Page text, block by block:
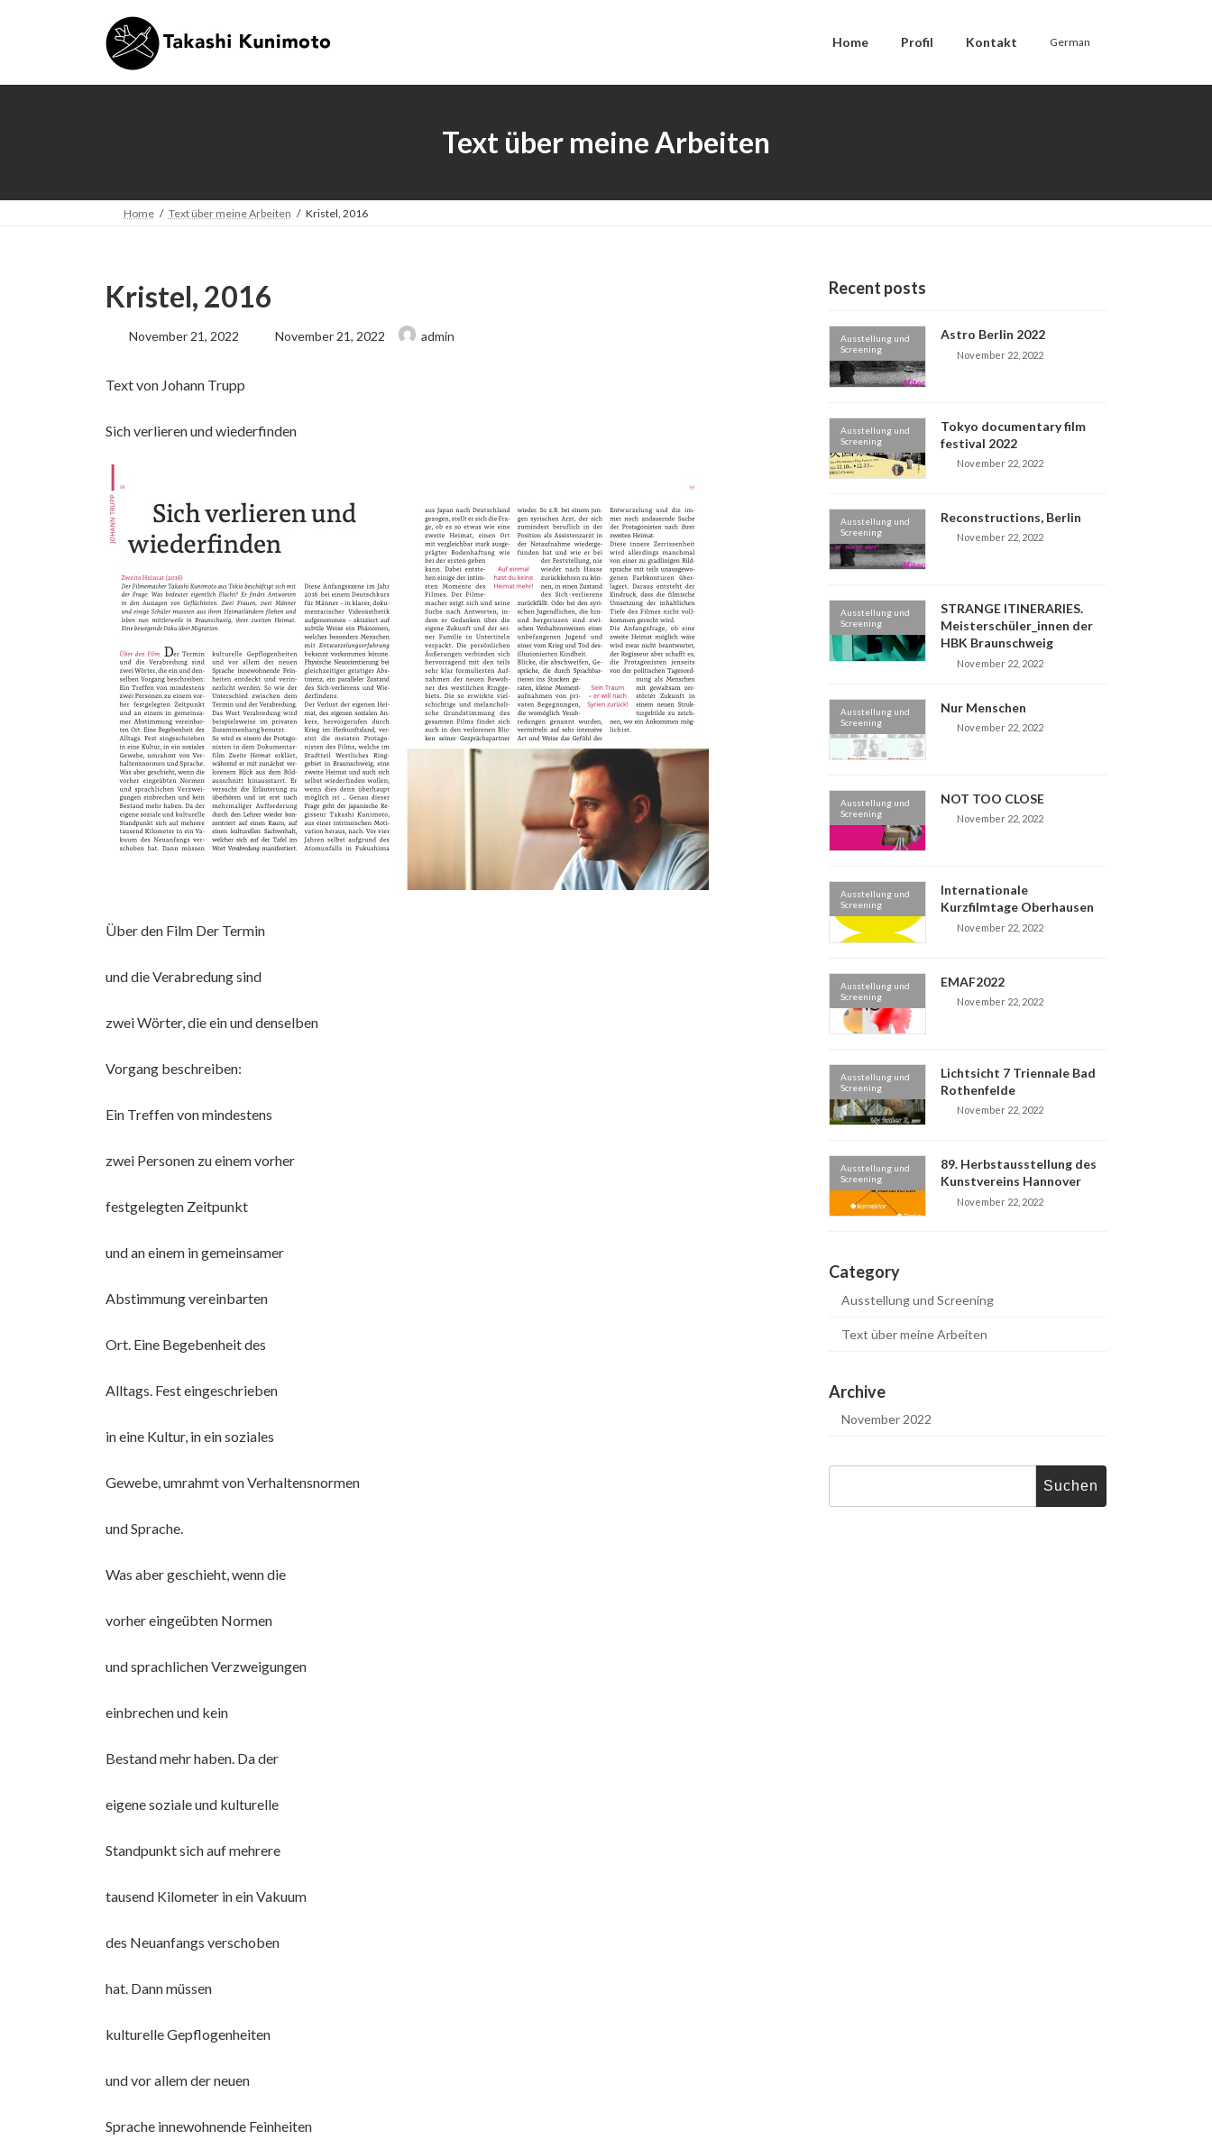
Home Profil Kontakt German
Text über meine Arbeiten
Home Text über meine Arbeiten Kristel, 2016
Kristel, 2016
November 21, 2022
Last
updated
November 21, 2022 admin
Text von Johann Trupp
Sich verlieren und wiederfinden
Über den Film Der Termin
und die Verabredung sind
zwei Wörter, die ein und denselben
Vorgang beschreiben:
Ein Treffen von mindestens
zwei Personen zu einem vorher
festgelegten Zeitpunkt
und an einem in gemeinsamer
Abstimmung vereinbarten
Ort. Eine Begebenheit des
Alltags. Fest eingeschrieben
in eine Kultur, in ein soziales
Gewebe, umrahmt von Verhaltensnormen
und Sprache.
Was aber geschieht, wenn die
vorher eingeübten Normen
und sprachlichen Verzweigungen
einbrechen und kein
Bestand mehr haben. Da der
eigene soziale und kulturelle
Standpunkt sich auf mehrere
tausend Kilometer in ein Vakuum
des Neuanfangs verschoben
hat. Dann müssen
kulturelle Gepflogenheiten
und vor allem der neuen
Sprache innewohnende Feinheiten
Recent posts
Ausstellung und
Screening
Astro Berlin 2022
November 22, 2022
Ausstellung und
Screening
Tokyo documentary film
festival 2022
November 22, 2022
Ausstellung und
Screening
Reconstructions, Berlin
November 22, 2022
Ausstellung und
Screening
STRANGE ITINERARIES.
Meisterschüler_innen der
HBK Braunschweig
November 22, 2022
Ausstellung und
Screening
Nur Menschen
November 22, 2022
Ausstellung und
Screening
NOT TOO CLOSE
November 22, 2022
Ausstellung und
Screening
Internationale
Kurzfilmtage Oberhausen
November 22, 2022
Ausstellung und
Screening
EMAF2022
November 22, 2022
Ausstellung und
Screening
Lichtsicht 7 Triennale Bad
Rothenfelde
November 22, 2022
Ausstellung und
Screening
89. Herbstausstellung des
Kunstvereins Hannover
November 22, 2022
Category
Ausstellung und Screening
Text über meine Arbeiten
Archive
November 2022